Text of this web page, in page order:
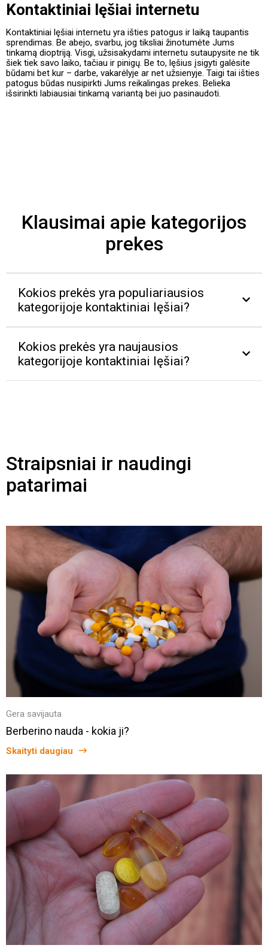
Kontaktiniai lęšiai internetu
Kontaktiniai lęšiai internetu yra išties patogus ir laiką taupantis
sprendimas. Be abejo, svarbu, jog tiksliai žinotumėte Jums
tinkamą dioptriją. Visgi, užsisakydami internetu sutaupysite ne tik
šiek tiek savo laiko, tačiau ir pinigų. Be to, lęšius įsigyti galėsite
būdami bet kur – darbe, vakarėlyje ar net užsienyje. Taigi tai išties
patogus būdas nusipirkti Jums reikalingas prekes. Belieka
išsirinkti labiausiai tinkamą variantą bei juo pasinaudoti.
Klausimai apie kategorijos
prekes
Kokios prekės yra populiariausios
kategorijoje kontaktiniai lęšiai?
Kokios prekės yra naujausios
kategorijoje kontaktiniai lęšiai?
Straipsniai ir naudingi
patarimai
Gera savijauta
Berberino nauda - kokia ji?
Skaityti daugiau